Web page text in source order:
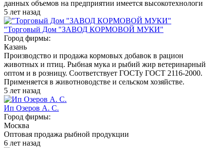
данных объемов на предприятии имеется высокотехнологи
5 лет назад
"Торговый Дом "ЗАВОД КОРМОВОЙ МУКИ"
Город фирмы:
Казань
Производство и продажа кормовых добавок в рацион
животных и птиц. Рыбная мука и рыбий жир ветеринарный
оптом и в розницу. Соответствует ГОСТу ГОСТ 2116-2000.
Применяется в животноводстве и сельском хозяйстве.
5 лет назад
Ип Озеров А. С.
Город фирмы:
Москва
Оптовая продажа рыбной продукции
6 лет назад